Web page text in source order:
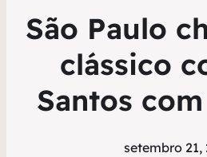
São Paulo
clássico
Santos
setembro 21,